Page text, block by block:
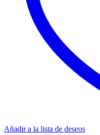
Añadir a la lista de deseos